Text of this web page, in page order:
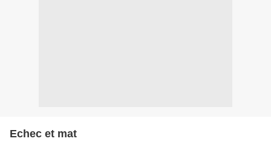
Echec et mat